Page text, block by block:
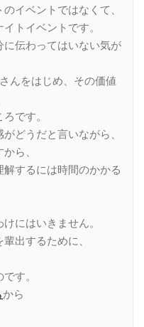
イベントではなくて、
トイベントです。
に伝わってはいない気が
んをはじめ、その価値
です。
どうだと言いながら、
ら、
するには時間のかかる
にはいきません。
出するために、
す。
から